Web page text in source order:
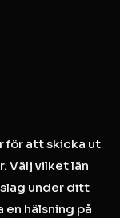
för att skicka ut
Välj vilket län
under ditt
en hälsning på